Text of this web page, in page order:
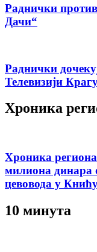
Раднички
Дачи“
Раднички
Телевизији
Хроника
Хроника
милиона динара
цевовода у
10 минута